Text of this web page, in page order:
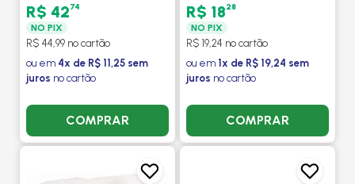
- VALEO
R$ 4274
NO PIX
R$ 44,99 no cartão
ou em 4x de R$ 11,25 sem
juros no cartão
COMPRAR
R$ 1828
NO PIX
R$ 19,24 no cartão
ou em 1x de R$ 19,24 sem
juros no cartão
COMPRAR